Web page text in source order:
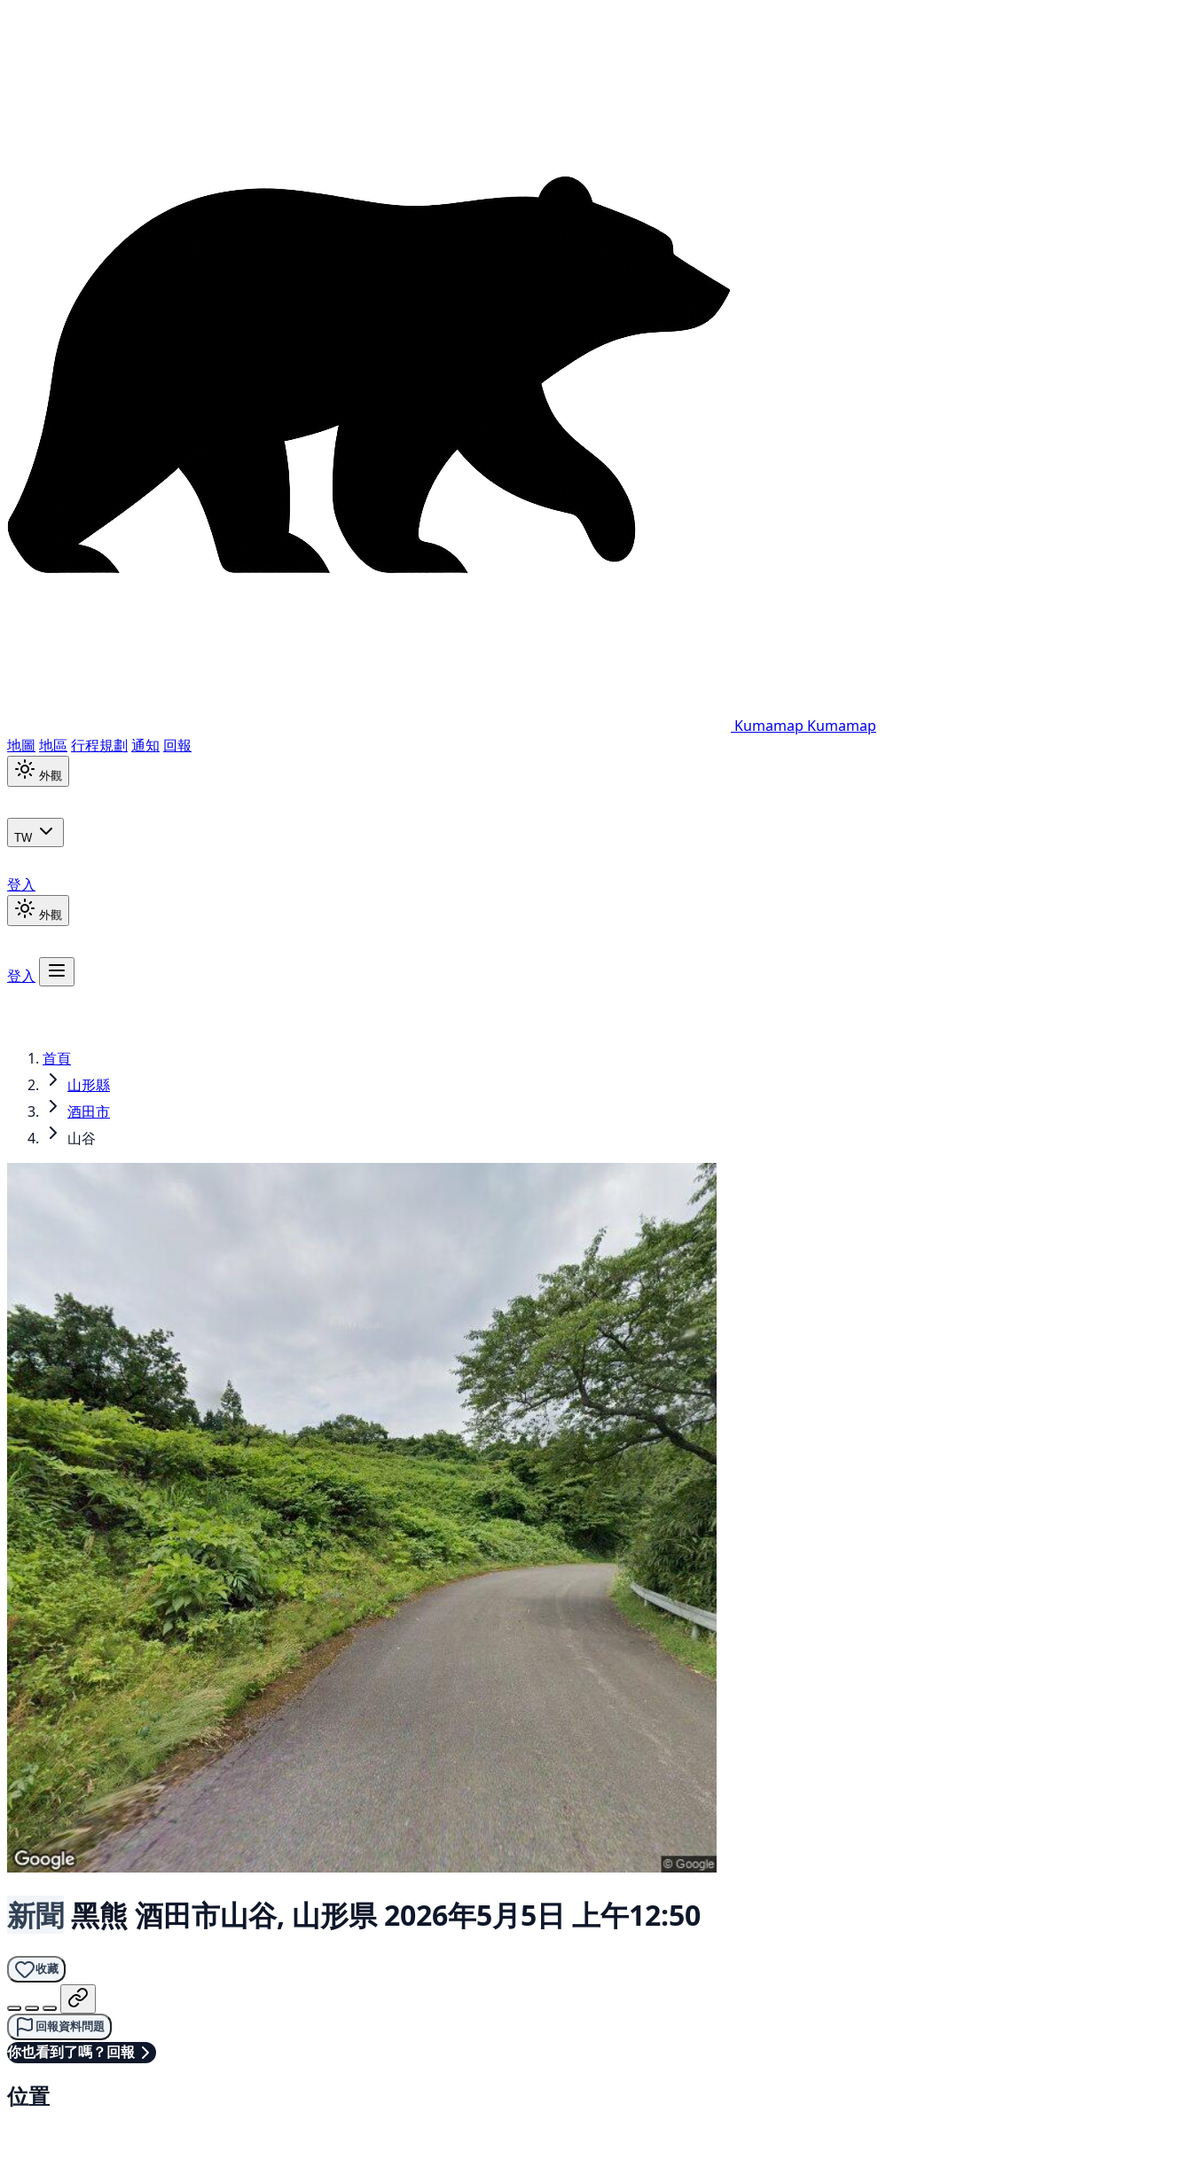
Kumamap Kumamap
地圖 地區 行程規劃 通知 回報
外觀
TW
登入
外觀
登入
首頁
山形縣
酒田市
山谷
新聞黑熊 酒田市山谷, 山形県 2026年5月5日 上午12:50
收藏
回報資料問題
你也看到了嗎？回報
位置